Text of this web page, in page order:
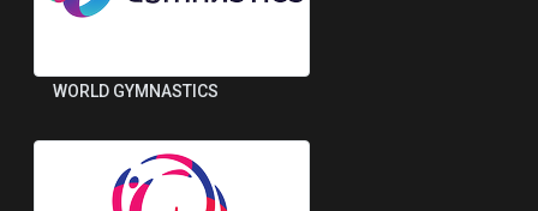
WORLD GYMNASTICS